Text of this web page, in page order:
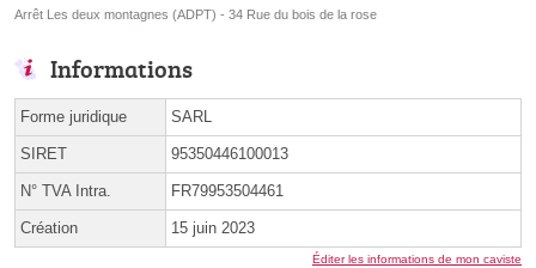
Arrêt Les deux montagnes (ADPT) - 34 Rue du bois de la rose
Informations
Forme juridique SARL
SIRET 95350446100013
N° TVA Intra. FR79953504461
Création 15 juin 2023
Éditer les informations de mon caviste